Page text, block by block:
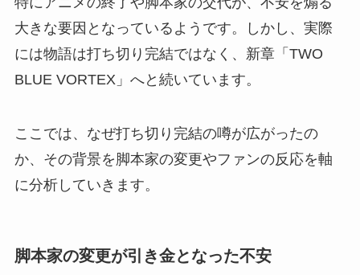
大きな要因となっているようです。しかし、実際
には物語は打ち切り完結ではなく、新章「TWO
BLUE VORTEX」へと続いています。
ここでは、なぜ打ち切り完結の噂が広がったの
か、その背景を脚本家の変更やファンの反応を軸
に分析していきます。
脚本家の変更が引き金となった不安